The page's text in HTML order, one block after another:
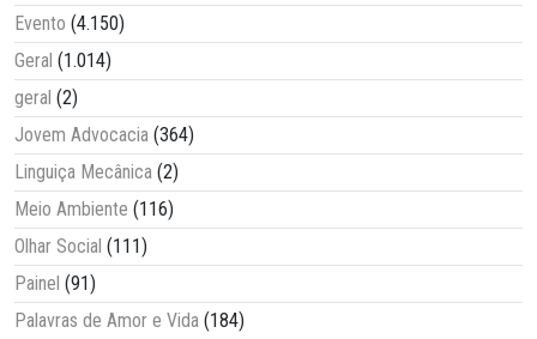
Evento (4.150)
Geral (1.014)
geral (2)
Jovem Advocacia (364)
Linguiça Mecânica (2)
Meio Ambiente (116)
Olhar Social (111)
Painel (91)
Palavras de Amor e Vida (184)